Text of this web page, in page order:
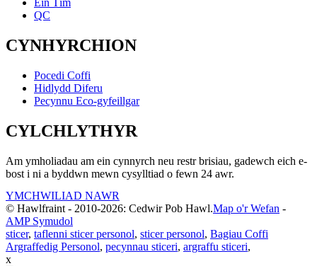
Ein Tîm
QC
CYNHYRCHION
Pocedi Coffi
Hidlydd Diferu
Pecynnu Eco-gyfeillgar
CYLCHLYTHYR
Am ymholiadau am ein cynnyrch neu restr brisiau, gadewch eich e-
bost i ni a byddwn mewn cysylltiad o fewn 24 awr.
YMCHWILIAD NAWR
© Hawlfraint - 2010-2026: Cedwir Pob Hawl.Map o'r Wefan -
AMP Symudol
sticer, taflenni sticer personol, sticer personol, Bagiau Coffi
Argraffedig Personol, pecynnau sticeri, argraffu sticeri,
x